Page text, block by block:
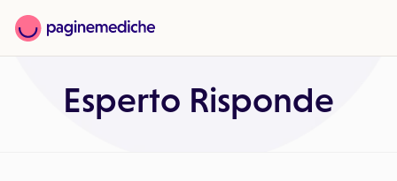
Esperto Risponde